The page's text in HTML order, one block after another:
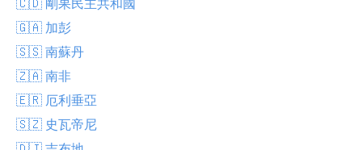
🇬🇦 加彭
🇸🇸 南蘇丹
🇿🇦 南非
🇪🇷 厄利垂亞
🇸🇿 史瓦帝尼